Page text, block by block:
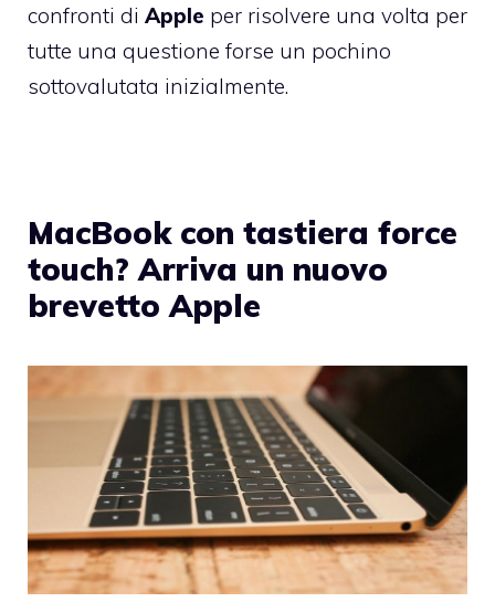
confronti di Apple per risolvere una volta per
tutte una questione forse un pochino
sottovalutata inizialmente.
MacBook con tastiera force
touch? Arriva un nuovo
brevetto Apple